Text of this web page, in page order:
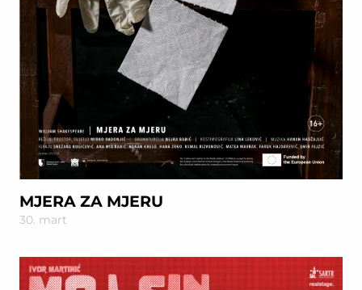
MJERA ZA MJERU
30. mart